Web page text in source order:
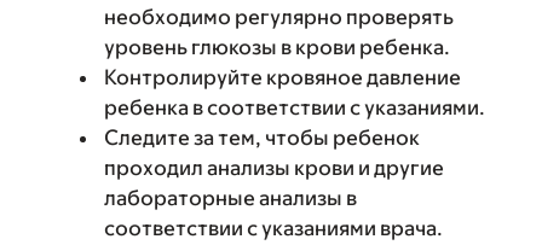
необходимо регулярно проверять
уровень глюкозы в крови ребенка.
Контролируйте кровяное давление
ребенка в соответствии с указаниями.
Следите за тем, чтобы ребенок
проходил анализы крови и другие
лабораторные анализы в
соответствии с указаниями врача.